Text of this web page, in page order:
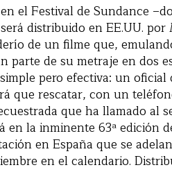
el Festival de Sundance
distribuido en EE.UU. por
de un filme que,
parte de su metraje en dos
pero efectiva: un oficial
que rescatar, con un
que ha llamado al
la inminente 63ª edición
en España que se
en el calendario.